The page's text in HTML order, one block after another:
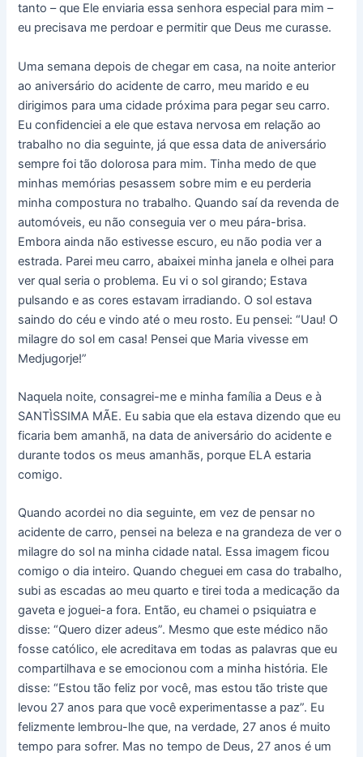
tanto – que Ele enviaria essa senhora especial para mim –
eu precisava me perdoar e permitir que Deus me curasse.
Uma semana depois de chegar em casa, na noite anterior
ao aniversário do acidente de carro, meu marido e eu
dirigimos para uma cidade próxima para pegar seu carro.
Eu confidenciei a ele que estava nervosa em relação ao
trabalho no dia seguinte, já que essa data de aniversário
sempre foi tão dolorosa para mim. Tinha medo de que
minhas memórias pesassem sobre mim e eu perderia
minha compostura no trabalho. Quando saí da revenda de
automóveis, eu não conseguia ver o meu pára-brisa.
Embora ainda não estivesse escuro, eu não podia ver a
estrada. Parei meu carro, abaixei minha janela e olhei para
ver qual seria o problema. Eu vi o sol girando; Estava
pulsando e as cores estavam irradiando. O sol estava
saindo do céu e vindo até o meu rosto. Eu pensei: “Uau! O
milagre do sol em casa! Pensei que Maria vivesse em
Medjugorje!”
Naquela noite, consagrei-me e minha família a Deus e à
SANTÌSSIMA MÃE. Eu sabia que ela estava dizendo que eu
ficaria bem amanhã, na data de aniversário do acidente e
durante todos os meus amanhãs, porque ELA estaria
comigo.
Quando acordei no dia seguinte, em vez de pensar no
acidente de carro, pensei na beleza e na grandeza de ver o
milagre do sol na minha cidade natal. Essa imagem ficou
comigo o dia inteiro. Quando cheguei em casa do trabalho,
subi as escadas ao meu quarto e tirei toda a medicação da
gaveta e joguei-a fora. Então, eu chamei o psiquiatra e
disse: “Quero dizer adeus”. Mesmo que este médico não
fosse católico, ele acreditava em todas as palavras que eu
compartilhava e se emocionou com a minha história. Ele
disse: “Estou tão feliz por você, mas estou tão triste que
levou 27 anos para que você experimentasse a paz”. Eu
felizmente lembrou-lhe que, na verdade, 27 anos é muito
tempo para sofrer. Mas no tempo de Deus, 27 anos é um